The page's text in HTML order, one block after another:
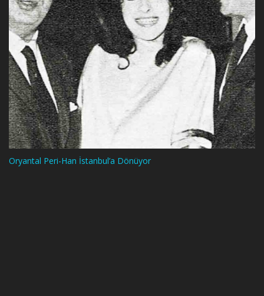
Oryantal Peri-Han İstanbul’a Dönüyor